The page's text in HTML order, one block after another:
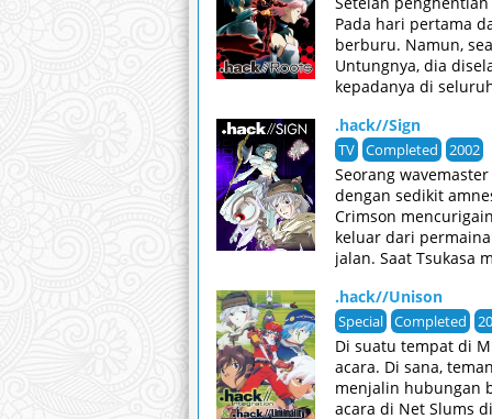
Pada hari pertama
berburu. Namun,
Untungnya, dia
kepadanya di
sebagai Tri-Edge,
untuk menemukan
World, .hack //
[Written by MAL
.hack//Sign
TV Completed 2002
Seorang
dengan sedikit
Crimson
keluar dari
jalan. Saat Tsukasa
untuk menyelidiki
tangan. [Written by
.hack//Unison
Special Completed
Di suatu tempat di
acara. Di sana,
menjalin hubungan
acara di Net Slums